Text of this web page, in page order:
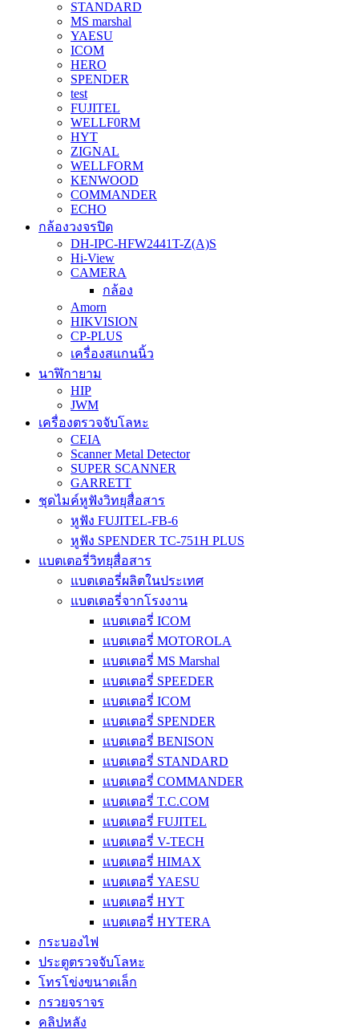
STANDARD
MS marshal
YAESU
ICOM
HERO
SPENDER
test
FUJITEL
WELLF0RM
HYT
ZIGNAL
WELLFORM
KENWOOD
COMMANDER
ECHO
กล้องวงจรปิด
DH-IPC-HFW2441T-Z(A)S
Hi-View
CAMERA
กล้อง
Amorn
HIKVISION
CP-PLUS
เครื่องสแกนนิ้ว
นาฬิกายาม
HIP
JWM
เครื่องตรวจจับโลหะ
CEIA
Scanner Metal Detector
SUPER SCANNER
GARRETT
ชุดไมค์หูฟังวิทยุสื่อสาร
หูฟัง FUJITEL-FB-6
หูฟัง SPENDER TC-751H PLUS
แบตเตอรี่วิทยุสื่อสาร
แบตเตอรี่ผลิตในประเทศ
แบตเตอรี่จากโรงงาน
แบตเตอรี่ ICOM
แบตเตอรี่ MOTOROLA
แบตเตอรี่ MS Marshal
แบตเตอรี่ SPEEDER
แบตเตอรี่ ICOM
แบตเตอรี่ SPENDER
แบตเตอรี่ BENISON
แบตเตอรี่ STANDARD
แบตเตอรี่ COMMANDER
แบตเตอรี่ T.C.COM
แบตเตอรี่ FUJITEL
แบตเตอรี่ V-TECH
แบตเตอรี่ HIMAX
แบตเตอรี่ YAESU
แบตเตอรี่ HYT
แบตเตอรี่ HYTERA
กระบองไฟ
ประตูตรวจจับโลหะ
โทรโข่งขนาดเล็ก
กรวยจราจร
คลิปหลัง